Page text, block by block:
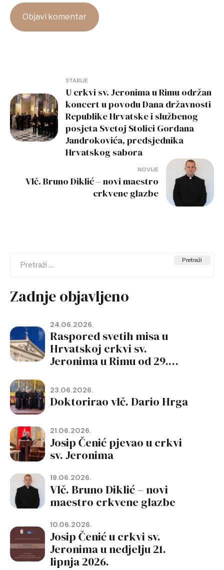
Navigacija
objava
STARIJE
U crkvi sv. Jeronima u Rimu održan
koncert u povodu Dana državnosti
Republike Hrvatske i službenog
posjeta Svetoj Stolici Gordana
Jandrokovića, predsjednika
Hrvatskog sabora
NOVIJE
Vlč. Bruno Diklić – novi maestro
crkvene glazbe
Zadnje objavljeno
24.06.2026.
Raspored svetih misa u
Hrvatskoj crkvi sv.
Jeronima u Rimu od 29.
23.06.2026.
Doktorirao vlč. Dario Hrga
21.06.2026.
Josip Čenić pjevao u crkvi
sv. Jeronima
19.06.2026.
Vlč. Bruno Diklić – novi
maestro crkvene glazbe
10.06.2026.
Josip Čenić u crkvi sv.
Jeronima u nedjelju 21.
lipnja 2026.